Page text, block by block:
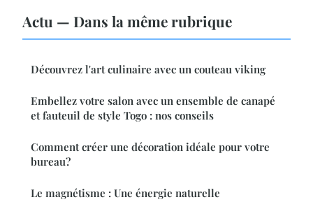
Actu — Dans la même rubrique
Découvrez l'art culinaire avec un couteau viking
Embellez votre salon avec un ensemble de canapé
et fauteuil de style Togo : nos conseils
Comment créer une décoration idéale pour votre
bureau?
Le magnétisme : Une énergie naturelle